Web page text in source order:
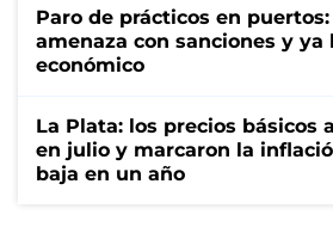
Paro de prácticos en
amenaza con sanciones y
económico
La Plata: los precios básicos
en julio y marcaron la
baja en un año